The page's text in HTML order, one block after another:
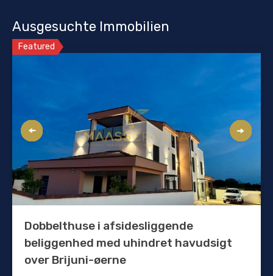
Ausgesuchte Immobilien
Featured
Dobbelthuse i afsidesliggende
beliggenhed med uhindret havudsigt
over Brijuni-øerne